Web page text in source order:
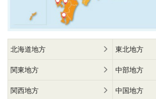
北海道地方 東北地方
関東地方 中部地方
関西地方 中国地方